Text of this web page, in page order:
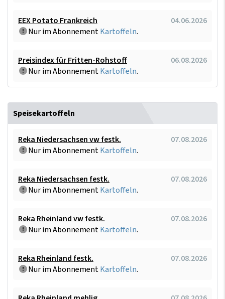
EEX Potato Frankreich
04.06.2026
Nur im AbonnementKartoffeln.
Preisindex für Fritten-Rohstoff
06.08.2026
Nur im AbonnementKartoffeln.
Speisekartoffeln
Reka Niedersachsen vw festk.
07.08.2026
Nur im AbonnementKartoffeln.
Reka Niedersachsen festk.
07.08.2026
Nur im AbonnementKartoffeln.
Reka Rheinland vw festk.
07.08.2026
Nur im AbonnementKartoffeln.
Reka Rheinland festk.
07.08.2026
Nur im AbonnementKartoffeln.